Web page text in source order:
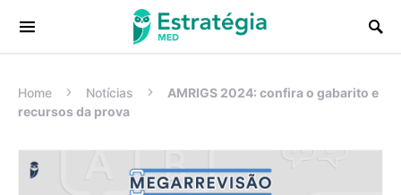
Procurar:
Home Notícias
AMRIGS 2024: confira o gabarito e
recursos da prova